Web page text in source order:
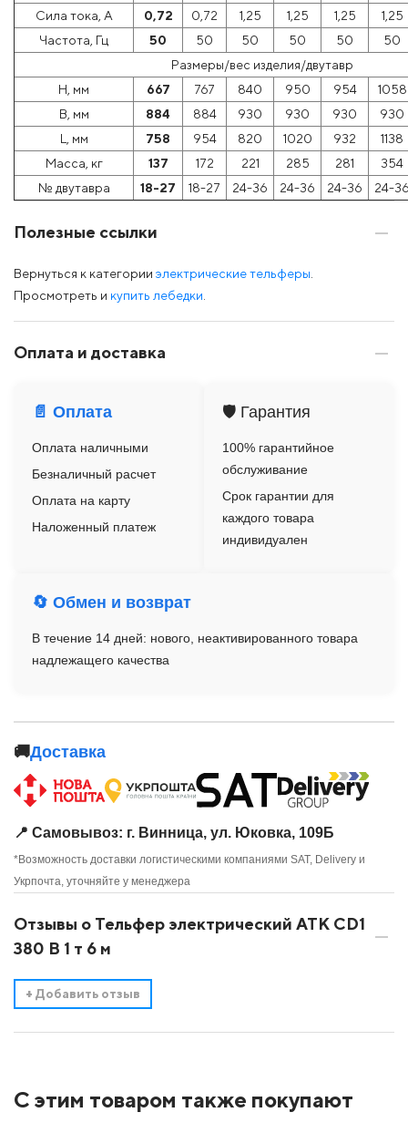
Сила тока, А
0,72 0,72 1,25 1,25 1,25
1,25
Частота, Гц
50 50 50 50 50
50
Размеры/вес изделия/двутавр
H, мм
667 767 840 950 954
1058
B, мм
884 884 930 930 930
930
L, мм
758 954 820 1020 932
1138
Масса, кг
137 172 221 285 281
354
№ двутавра
18-27 18-27 24-36 24-36 24-36 24-
Полезные ссылки
Вернуться к категории электрические тельферы.
Просмотреть и купить лебедки.
Оплата и доставка
📄 Оплата
Оплата наличными
Безналичный расчет
Оплата на карту
Наложенный платеж
🛡️ Гарантия
100% гарантийное
обслуживание
Срок гарантии для
каждого товара
индивидуален
🔄 Обмен и возврат
В течение 14 дней: нового, неактивированного товара
надлежащего качества
🚚Доставка
📍 Самовывоз: г. Винница, ул. Юковка, 109Б
*Возможность доставки логистическими компаниями SAT, Delivery и
Укрпочта, уточняйте у менеджера
Отзывы о Тельфер электрический ATK CD1
380 В 1 т 6 м
+ Добавить отзыв
С этим товаром также покупают